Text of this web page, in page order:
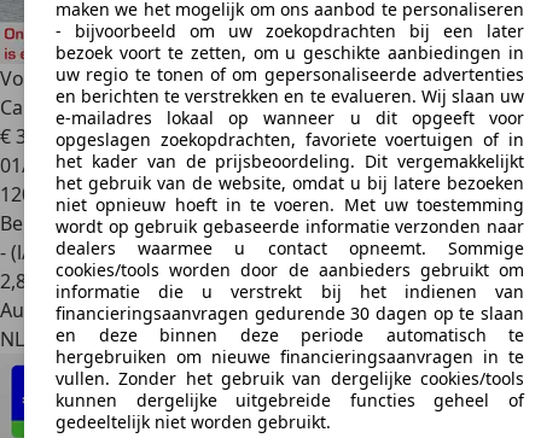
Volkswagen Tiguan Allspace 1.5 TSI Life Business 7p. |
Camera | Keyless | Erg
€ 32.9501
01/2023
120.432 km
Benzine
- (l/100 km)
2,8
Autobedrijf
NL 7831 CCNieuw-weerdinge
maken we het mogelijk om ons aanbod te personaliseren
- bijvoorbeeld om uw zoekopdrachten bij een later
bezoek voort te zetten, om u geschikte aanbiedingen in
uw regio te tonen of om gepersonaliseerde advertenties
en berichten te verstrekken en te evalueren. Wij slaan uw
e-mailadres lokaal op wanneer u dit opgeeft voor
opgeslagen zoekopdrachten, favoriete voertuigen of in
het kader van de prijsbeoordeling. Dit vergemakkelijkt
het gebruik van de website, omdat u bij latere bezoeken
niet opnieuw hoeft in te voeren. Met uw toestemming
wordt op gebruik gebaseerde informatie verzonden naar
dealers waarmee u contact opneemt. Sommige
cookies/tools worden door de aanbieders gebruikt om
informatie die u verstrekt bij het indienen van
financieringsaanvragen gedurende 30 dagen op te slaan
en deze binnen deze periode automatisch te
hergebruiken om nieuwe financieringsaanvragen in te
vullen. Zonder het gebruik van dergelijke cookies/tools
kunnen dergelijke uitgebreide functies geheel of
gedeeltelijk niet worden gebruikt.